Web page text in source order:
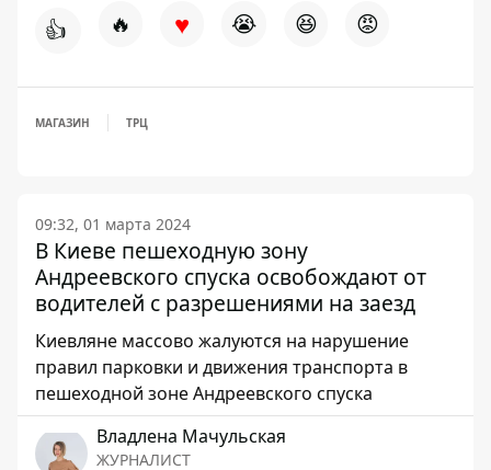
👍 🔥 ♥ 😭 😆 😡
МАГАЗИН ТРЦ
09:32, 01 марта 2024
В Киеве пешеходную зону
Андреевского спуска освобождают от
водителей с разрешениями на заезд
Киевляне массово жалуются на нарушение
правил парковки и движения транспорта в
пешеходной зоне Андреевского спуска
Владлена Мачульская
ЖУРНАЛИСТ